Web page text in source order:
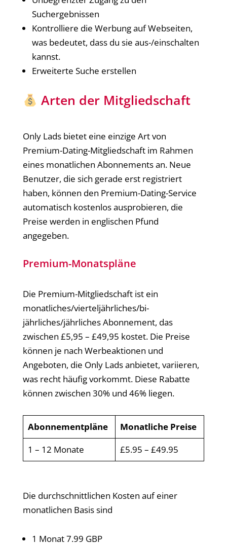
Suchergebnissen
Kontrolliere die Werbung auf Webseiten,
was bedeutet, dass du sie aus-/einschalten
kannst.
Erweiterte Suche erstellen
Arten der Mitgliedschaft
Only Lads bietet eine einzige Art von
Premium-Dating-Mitgliedschaft im Rahmen
eines monatlichen Abonnements an. Neue
Benutzer, die sich gerade erst registriert
haben, können den Premium-Dating-Service
automatisch kostenlos ausprobieren, die
Preise werden in englischen Pfund
angegeben.
Premium-Monatspläne
Die Premium-Mitgliedschaft ist ein
monatliches/vierteljährliches/bi-
jährliches/jährliches Abonnement, das
zwischen £5,95 – £49,95 kostet. Die Preise
können je nach Werbeaktionen und
Angeboten, die Only Lads anbietet, variieren,
was recht häufig vorkommt. Diese Rabatte
können zwischen 30% und 46% liegen.
Abonnementpläne
Monatliche Preise
1 – 12 Monate
£5.95 – £49.95
Die durchschnittlichen Kosten auf einer
monatlichen Basis sind
1 Monat 7.99 GBP